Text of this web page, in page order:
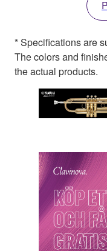
* Specifications are
The colors and
the actual products.